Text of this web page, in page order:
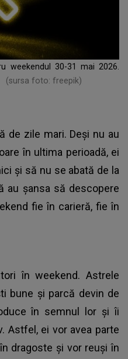
weekendul 30-31 mai 2026.
(sursa foto: freepik)
de zile mari. Deși nu au
în ultima perioadă, ei
și să nu se abată de la
au șansa să descopere
fie în carieră, fie în
în weekend. Astrele
bune și parcă devin de
în semnul lor și îi
Astfel, ei vor avea parte
dragoste și vor reuși în